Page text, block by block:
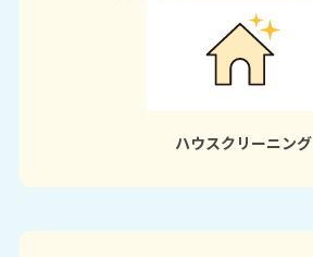
ハウスクリーニング